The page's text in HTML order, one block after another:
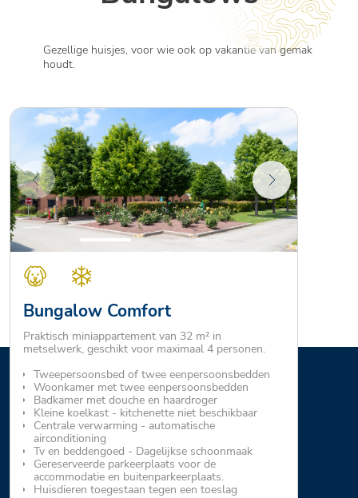
Gezellige huisjes, voor wie ook op vakantie van gemak
houdt.
Bungalow Comfort
Praktisch miniappartement van 32 m² in
metselwerk, geschikt voor maximaal 4 personen.
Tweepersoonsbed of twee eenpersoonsbedden
Woonkamer met twee eenpersoonsbedden
Badkamer met douche en haardroger
Kleine koelkast - kitchenette niet beschikbaar
Centrale verwarming - automatische
airconditioning
Tv en beddengoed - Dagelijkse schoonmaak
Gereserveerde parkeerplaats voor de
accommodatie en buitenparkeerplaats.
Huisdieren toegestaan tegen een toeslag